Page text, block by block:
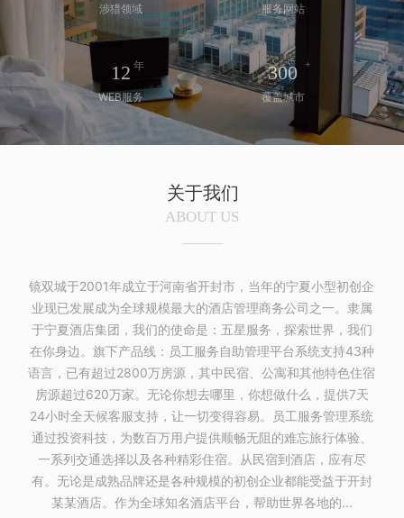
涉猎领域 服务网站
12 年
WEB服务
300 +
覆盖城市
关于我们
ABOUT US
镜双城于2001年成立于河南省开封市，当年的宁夏小型初创企
业现已发展成为全球规模最大的酒店管理商务公司之一。隶属
于宁夏酒店集团，我们的使命是：五星服务，探索世界，我们
在你身边。旗下产品线：员工服务自助管理平台系统支持43种
语言，已有超过2800万房源，其中民宿、公寓和其他特色住宿
房源超过620万家。无论你想去哪里，你想做什么，提供7天
24小时全天候客服支持，让一切变得容易。员工服务管理系统
通过投资科技，为数百万用户提供顺畅无阻的难忘旅行体验、
一系列交通选择以及各种精彩住宿。从民宿到酒店，应有尽
有。无论是成熟品牌还是各种规模的初创企业都能受益于开封
某某酒店。作为全球知名酒店平台，帮助世界各地的...